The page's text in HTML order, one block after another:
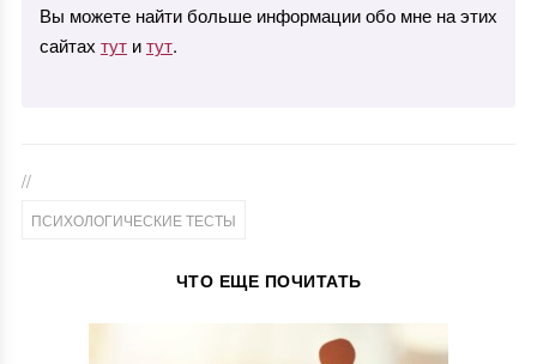
Вы можете найти больше информации обо мне на этих
сайтах тутитут.
//
ПСИХОЛОГИЧЕСКИЕ ТЕСТЫ
ЧТО ЕЩЕ ПОЧИТАТЬ